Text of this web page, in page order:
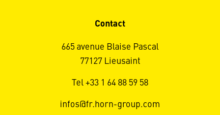
Contact
665 avenue Blaise Pascal
77127 Lieusaint
Tel +33 1 64 88 59 58
infos@fr.horn-group.com